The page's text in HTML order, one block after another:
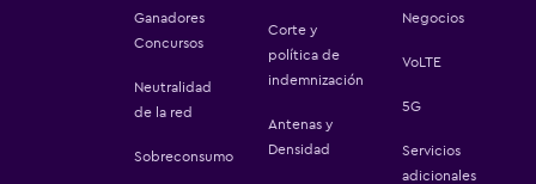
Ganadores
Concursos
Neutralidad
de la red
Sobreconsumo
Corte y
política de
indemnización
Antenas y
Densidad
Negocios
VoLTE
5G
Servicios
adicionales